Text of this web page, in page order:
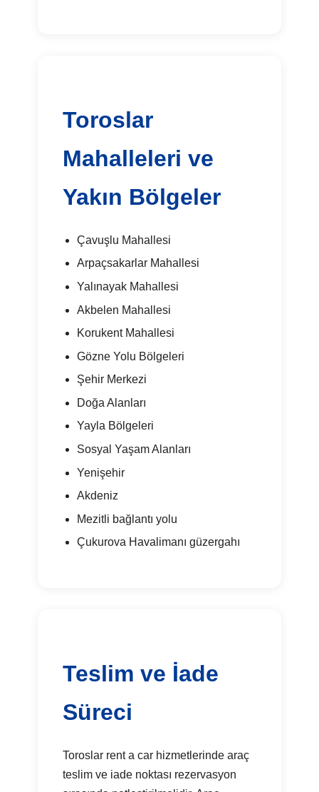
Toroslar
Mahalleleri ve
Yakın Bölgeler
Çavuşlu Mahallesi
Arpaçsakarlar Mahallesi
Yalınayak Mahallesi
Akbelen Mahallesi
Korukent Mahallesi
Gözne Yolu Bölgeleri
Şehir Merkezi
Doğa Alanları
Yayla Bölgeleri
Sosyal Yaşam Alanları
Yenişehir
Akdeniz
Mezitli bağlantı yolu
Çukurova Havalimanı güzergahı
Teslim ve İade
Süreci
Toroslar rent a car hizmetlerinde araç
teslim ve iade noktası rezervasyon